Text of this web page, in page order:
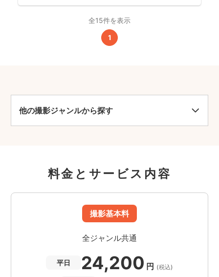
全15件を表示
1
他の撮影ジャンルから探す
料金とサービス内容
撮影基本料
全ジャンル共通
平日 24,200 円 (税込)